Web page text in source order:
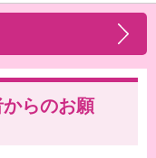
らのお願